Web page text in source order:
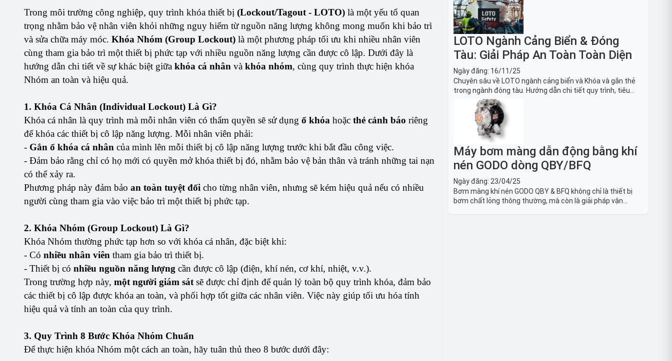
Trong môi trường công nghiệp, quy trình khóa thiết bị (Lockout/Tagout - LOTO) là một yếu tố quan
trọng nhằm bảo vệ nhân viên khỏi những nguy hiểm từ nguồn năng lượng không mong muốn khi bảo trì
và sửa chữa máy móc. Khóa Nhóm (Group Lockout) là một phương pháp tối ưu khi nhiều nhân viên
cùng tham gia bảo trì một thiết bị phức tạp với nhiều nguồn năng lượng cần được cô lập. Dưới đây là
hướng dẫn chi tiết về sự khác biệt giữa khóa cá nhân và khóa nhóm, cùng quy trình thực hiện khóa
Nhóm an toàn và hiệu quả.
1. Khóa Cá Nhân (Individual Lockout) Là Gì?
Khóa cá nhân là quy trình mà mỗi nhân viên có thẩm quyền sẽ sử dụng ổ khóa hoặc thẻ cảnh báo riêng
để khóa các thiết bị cô lập năng lượng. Mỗi nhân viên phải:
- Gắn ổ khóa cá nhân của mình lên mỗi thiết bị cô lập năng lượng trước khi bắt đầu công việc.
- Đảm bảo rằng chỉ có họ mới có quyền mở khóa thiết bị đó, nhằm bảo vệ bản thân và tránh những tai nạn
có thể xảy ra.
Phương pháp này đảm bảo an toàn tuyệt đối cho từng nhân viên, nhưng sẽ kém hiệu quả nếu có nhiều
người cùng tham gia vào việc bảo trì một thiết bị phức tạp.
2. Khóa Nhóm (Group Lockout) Là Gì?
Khóa Nhóm thường phức tạp hơn so với khóa cá nhân, đặc biệt khi:
- Có nhiều nhân viên tham gia bảo trì thiết bị.
- Thiết bị có nhiều nguồn năng lượng cần được cô lập (điện, khí nén, cơ khí, nhiệt, v.v.).
Trong trường hợp này, một người giám sát sẽ được chỉ định để quản lý toàn bộ quy trình khóa, đảm bảo
các thiết bị cô lập được khóa an toàn, và phối hợp tốt giữa các nhân viên. Việc này giúp tối ưu hóa tính
hiệu quả và tính an toàn của quy trình.
3. Quy Trình 8 Bước Khóa Nhóm Chuẩn
Để thực hiện khóa Nhóm một cách an toàn, hãy tuân thủ theo 8 bước dưới đây:
nung, máy nghiền an toàn.
LOTO Ngành Cảng Biển & Đóng
Tàu: Giải Pháp An Toàn Toàn Diện
Ngày đăng: 16/11/25
Chuyên sâu về LOTO ngành cảng biển và Khóa và gắn thẻ
trong ngành đóng tàu. Hướng dẫn chi tiết quy trình, tiêu
chuẩn OSHA, thiết bị và Giải pháp LOTO trong công nghiệp
đóng tàu toàn diện.
Máy bơm màng dẫn động bằng khí
nén GODO dòng QBY/BFQ
Ngày đăng: 23/04/25
Bơm màng khí nén GODO QBY & BFQ không chỉ là thiết bị
bơm chất lỏng thông thường, mà còn là giải pháp vận